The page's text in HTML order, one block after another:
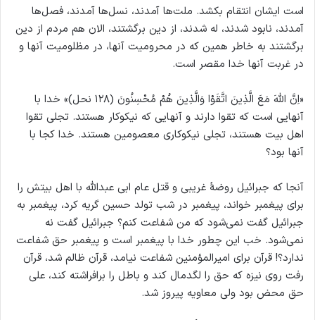
است ایشان انتقام بکشد. ملت‌ها آمدند، نسل‌ها آمدند، فصل‌ها
آمدند، نابود شدند، له شدند، از دین برگشتند، الان هم مردم از دین
برگشتند به خاطر همین که در محرومیت آنها، در مظلومیت آنها و
در غربت آنها خدا مقصر است.
«اِنَّ اللهَ مَعَ الَّذِينَ اتَّقَوْا وَالَّذِينَ هُمْ مُحْسِنُونَ (۱۲۸ نحل)» خدا با
آنهایی است که تقوا دارند و آنهایی که نیکوکار هستند. تجلی تقوا
اهل بیت هستند، تجلی نیکوکاری معصومین هستند. خدا کجا با
آنها بود؟
آنجا که جبرائیل روضهٔ غریبی و قتل عام ابی عبدالله با اهل بیتش را
برای پیغمبر خواند، پیغمبر در شب تولد حسین گریه کرد، پیغمبر به
جبرائیل گفت نمی‌شود که من شفاعت کنم؟ جبرائیل گفت نه
نمی‌شود. خب این چطور خدا با پیغمبر است و پیغمبر حق شفاعت
ندارد؟! قرآن برای امیرالمؤمنین شفاعت نیامد، قرآن ظالم شد، قرآن
رفت روی نیزه که حق را لگدمال کند و باطل را برافراشته کند، علی
حق محض بود ولی معاویه پیروز شد.